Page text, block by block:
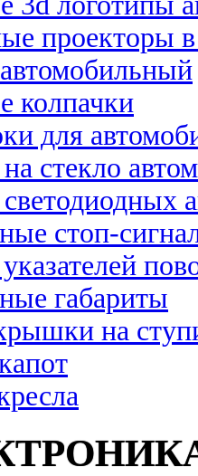
проекторы
колпачки
для
стекло
стоп-
габариты
на